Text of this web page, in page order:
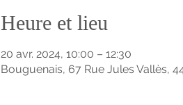
Heure et lieu
20 avr. 2024, 10:00 – 12:30
Bouguenais, 67 Rue Jules Vallès,